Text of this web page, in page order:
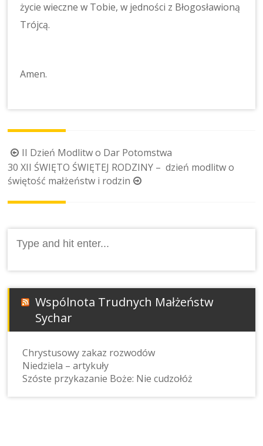
życie wieczne w Tobie, w jedności z Błogosławioną
Trójcą.
Amen.
Post
navigation
II Dzień Modlitw o Dar Potomstwa
30 XII ŚWIĘTO ŚWIĘTEJ RODZINY – dzień modlitw o
świętość małżeństw i rodzin
for:
Wspólnota Trudnych Małżeństw
Sychar
Chrystusowy zakaz rozwodów
Niedziela – artykuły
Szóste przykazanie Boże: Nie cudzołóż